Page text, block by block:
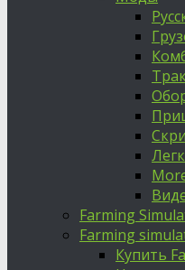
Farming
Farming
Купить